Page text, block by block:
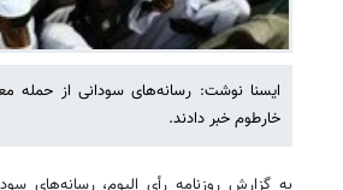
ایسنا نوشت: رسانه‌های سودانی از حمله
خارطوم خبر دادند.